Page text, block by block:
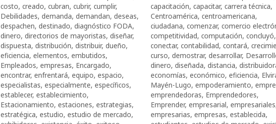
costo, creado, cubran, cubrir, cumplir,
Debilidades, demanda, demandan, deseas,
despachen, destinado, diagnóstico FODA,
dinero, directorios de mayoristas, diseñar,
dispuesta, distribución, distribuir, dueño,
eficiencia, elementos, embutidos,
Empleados, empresas, Encargado,
encontrar, enfrentará, equipo, espacio,
especialistas, especialmente, específicos,
establecer, establecimiento,
Estacionamiento, estaciones, estrategias,
estratégica, estudio, estudio de mercado,
capacitación, capacitar, carrera técnica,
Centroamérica, centroamericana,
ciudadana, comenzar, comercio
competitividad, computación, concluyó,
conectar, contabilidad, contará,
curso, demostrar, desarrollar,
dinero, diseñada, distancia,
economías, económico, eficiencia,
Mayén-Lugo, empoderamiento,
emprendedoras, Emprendedores,
Emprender, empresarial, empresariales
empresarias, empresas, establecida,